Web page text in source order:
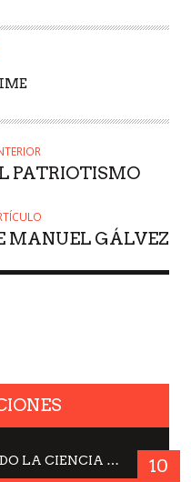
PATRIOTISMO
MANUEL GÁLVEZ
LA BRUJULA N°15 – CUANDO LA CIENCIA MIRA AL CIELO, DRA. ELISABETH KÜBLER-ROSS 10